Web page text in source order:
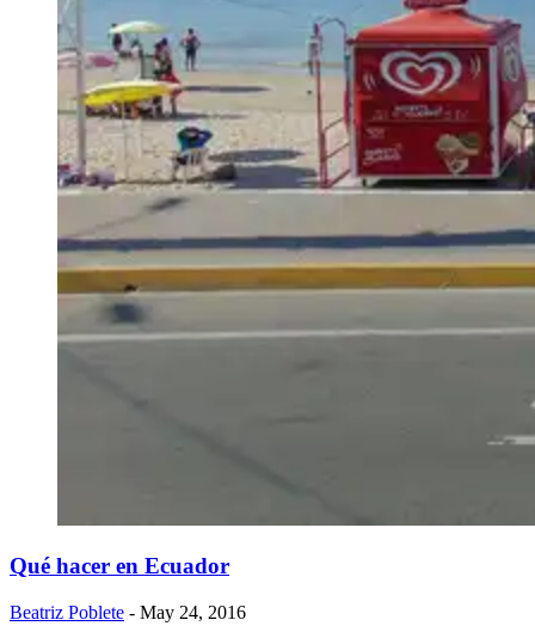
Qué hacer en Ecuador
Beatriz Poblete - May 24, 2016